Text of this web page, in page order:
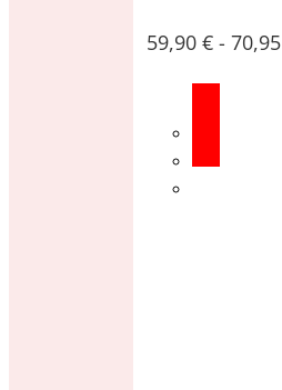
59,90 € - 70,95